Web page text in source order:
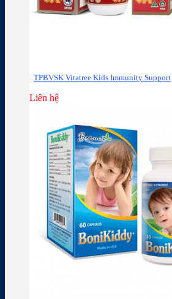
TPBVSK Vitatree Kids Immunity Support
Liên hệ